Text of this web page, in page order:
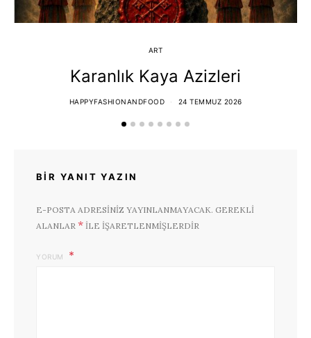
ART
Karanlık Kaya Azizleri
HAPPYFASHIONANDFOOD 24 TEMMUZ 2026
BIR YANIT YAZIN
E-POSTA ADRESINIZ YAYINLANMAYACAK. GEREKLI
ALANLAR * ILE IŞARETLENMIŞLERDIR
YORUM